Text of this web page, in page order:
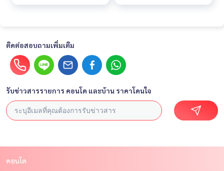
ติดต่อสอบถามเพิ่มเติม
รับข่าวสารรายการ คอนโด และบ้าน ราคาโดนใจ
คอนโด